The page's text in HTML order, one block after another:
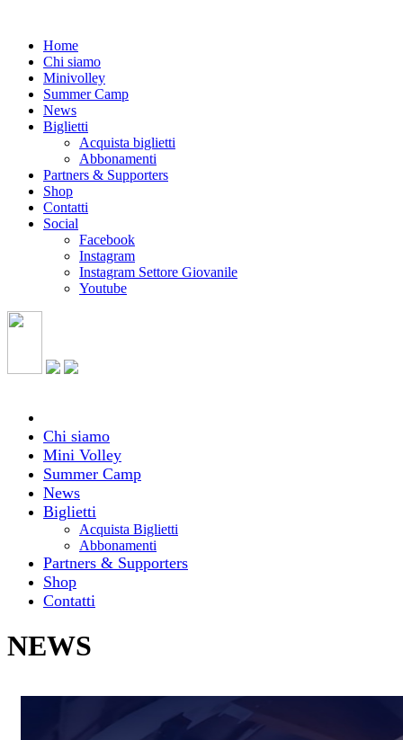
Home
Chi siamo
Minivolley
Summer Camp
News
Biglietti
Acquista biglietti
Abbonamenti
Partners & Supporters
Shop
Contatti
Social
Facebook
Instagram
Instagram Settore Giovanile
Youtube
Chi siamo
Mini Volley
Summer Camp
News
Biglietti
Acquista Biglietti
Abbonamenti
Partners & Supporters
Shop
Contatti
NEWS